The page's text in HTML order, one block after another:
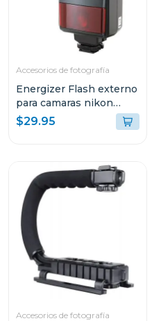
Accesorios de fotografía
Energizer Flash externo
para camaras nikon
enf300
$29.95
Accesorios de fotografía